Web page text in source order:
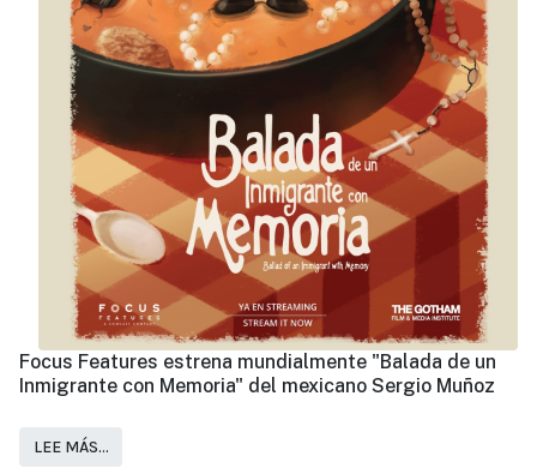
Focus Features estrena mundialmente "Balada de un
Inmigrante con Memoria" del mexicano Sergio Muñoz
LEE MÁS…